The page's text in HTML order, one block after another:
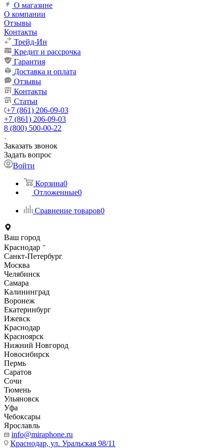
О магазине
О компании
Отзывы
Контакты
Трейд-Ин
Кредит и рассрочка
Гарантия
Доставка и оплата
Отзывы
Контакты
Статьи
+7 (861) 206-09-03
+7 (861) 206-09-03
8 (800) 500-00-22
Заказать звонок
Задать вопрос
Войти
Корзина0
Отложенные0
Сравнение товаров0
Ваш город
Краснодар
Санкт-Петербург
Москва
Челябинск
Самара
Калининград
Воронеж
Екатеринбург
Ижевск
Краснодар
Красноярск
Нижний Новгород
Новосибирск
Пермь
Саратов
Сочи
Тюмень
Ульяновск
Уфа
Чебоксары
Ярославль
info@miraphone.ru
Краснодар, ул. Уральская 98/11